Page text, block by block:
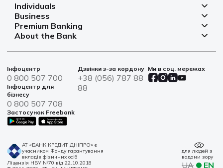
Individuals
Deposits
Mortgage
Insurance
Loans
Business
Deposits for business
Small and micro businesses
Bills and payments
Solutions for agro
IT solutions
Premium Banking
Deposits
Payment cards
Bank safes
War bonds
Service centers
About the Bank
Financial reporting
Information for shareholders and stakeholders
News
Sustainable Development
Інфоцентр
0 800 507 700
Інфоцентр для
бізнесу
0 800 507 708
Дзвінки з-за кордону
+38 (056) 787 88
88
Ми в соц. мережах
Застосунок Freebank
АТ «БАНК КРЕДИТ ДНІПРО» є
учасником Фонду гарантування
вкладів фізичних осіб
Ліцензія НБУ №70 від 22.10.2018
для людей з
вадами зору
UA EN